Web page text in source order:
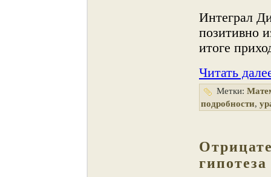
Интеграл
позитивно
итоге
Читать
Метки:
подробности,